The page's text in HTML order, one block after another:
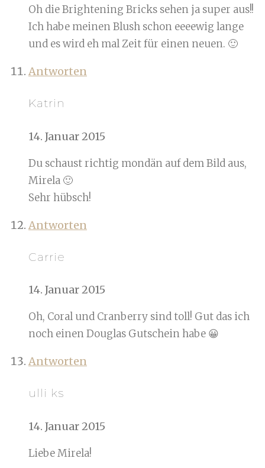
Oh die Brightening Bricks sehen ja super aus!!
Ich habe meinen Blush schon eeeewig lange
und es wird eh mal Zeit für einen neuen. 🙂
Antworten
Katrin
14. Januar 2015
Du schaust richtig mondän auf dem Bild aus,
Mirela 🙂
Sehr hübsch!
Antworten
Carrie
14. Januar 2015
Oh, Coral und Cranberry sind toll! Gut das ich
noch einen Douglas Gutschein habe 😀
Antworten
ulli ks
14. Januar 2015
Liebe Mirela!